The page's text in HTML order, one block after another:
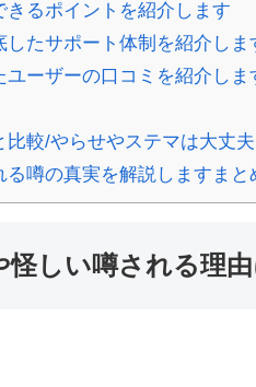
るポイントを紹介します
たサポート体制を紹介しま
ーザーの口コミを紹介しま
較/やらせやステマは大丈夫
噂の真実を解説しますまと
しい噂される理